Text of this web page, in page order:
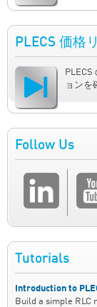
PLECS 価格
ョンを
Follow Us
Tutorials
Introduction to
Build a simple RLC